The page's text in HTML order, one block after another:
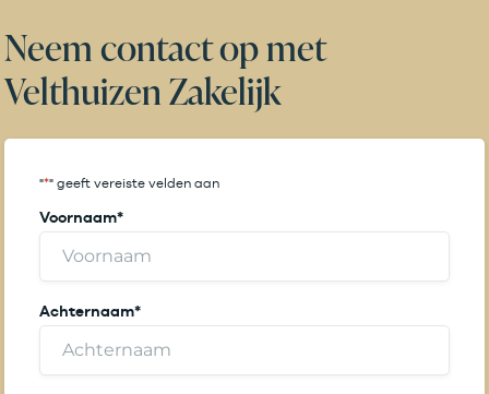
Neem contact op met
Velthuizen Zakelijk
"*" geeft vereiste velden aan
Voornaam*
Achternaam*